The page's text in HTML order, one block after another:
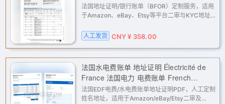
法国地址证明/银行账单（BFOR）定制服务，适用
于Amazon、eBay、Etsy等平台二审与KYC地址
付，人工处理更贴合验证需求。
人工发货 CNY ¥ 358.00
法国水电费账单 地址证明 Électricité de
France 法国电力 电费账单 French
electricity and water bills, proof of
address, EDF (Electricité de France)
法国EDF电费/水电费账单地址证明PDF，人工定制
姓名地址，适用于Amazon/eBay/Etsy二审及